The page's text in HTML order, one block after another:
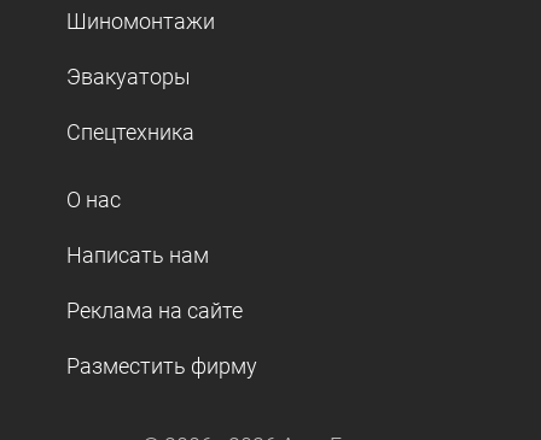
Шиномонтажи
Эвакуаторы
Спецтехника
О нас
Написать нам
Реклама на сайте
Разместить фирму